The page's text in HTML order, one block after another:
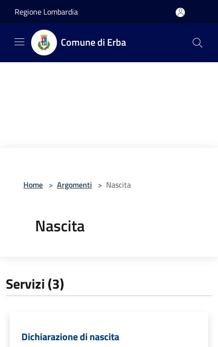
Regione Lombardia
Comune di Erba
Home > Argomenti > Nascita
Nascita
Servizi (3)
Dichiarazione di nascita